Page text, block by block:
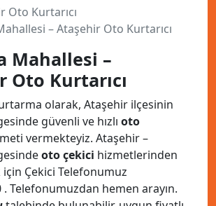
Oto Kurtarıcı
– Ataşehir Oto Kurtarıcı
Mahallesi –
Oto Kurtarıcı
olarak, Ataşehir ilçesinin
güvenli ve hızlı oto
vermekteyiz. Ataşehir –
oto çekici hizmetlerinden
Çekici Telefonumuz
. Telefonumuzdan hemen arayın.